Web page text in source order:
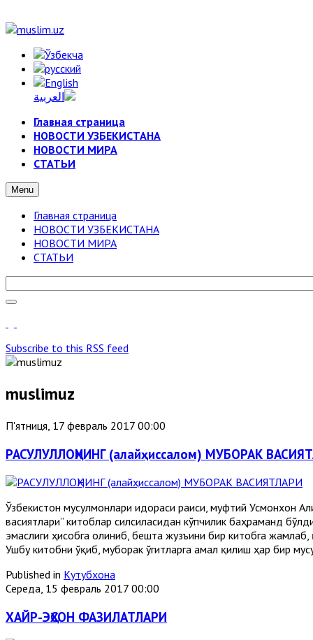
Главная страница
НОВОСТИ УЗБЕКИСТАНА
НОВОСТИ МИРА
СТАТЬИ
Menu
Главная страница
НОВОСТИ УЗБЕКИСТАНА
НОВОСТИ МИРА
СТАТЬИ
Subscribe to this RSS feed
muslimuz
П'ятниця, 17 февраль 2017 00:00
РАСУЛУЛЛОҲНИНГ (алайҳиссалом) МУБОРАК
Ўзбекистон мусулмонлари идораси раиси, муфтий Усмонхон
васиятлари” китоблар силсиласидан кўпчилик баҳраманд
эмаслиги ҳисобга олиниб, бешта жузъини бир китобга
Ушбу китобни ўқиб, муборак ўгитларга амал қилиш ҳар бир
Published in Кутубхона
Середа, 15 февраль 2017 00:00
ХАЙР-ЭҲСОН ФАЗИЛАТЛАРИ